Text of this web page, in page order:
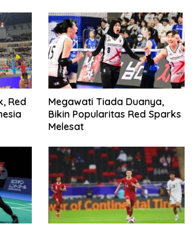
Red
Megawati Tiada Duanya,
Bikin Popularitas Red Sparks
Melesat